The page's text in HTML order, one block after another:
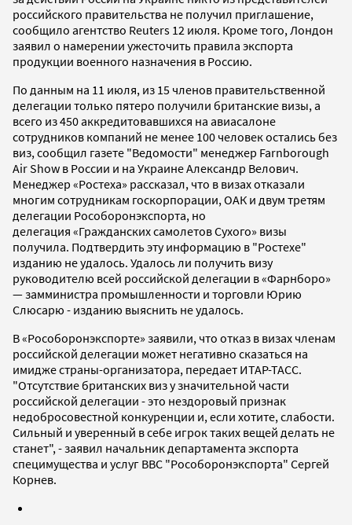
российского правительства не получил приглашение,
сообщило агентство Reuters 12 июля. Кроме того, Лондон
заявил о намерении ужесточить правила экспорта
продукции военного назначения в Россию.
По данным на 11 июля, из 15 членов правительственной
делегации только пятеро получили британские визы, а
всего из 450 аккредитовавшихся на авиасалоне
сотрудников компаний не менее 100 человек остались без
виз, сообщил газете "Ведомости" менеджер Farnborough
Air Show в России и на Украине Александр Велович.
Менеджер «Ростеха» рассказал, что в визах отказали
многим сотрудникам госкорпорации, ОАК и двум третям
делегации Рособоронэкспорта, но
делегация «Гражданских самолетов Сухого» визы
получила. Подтвердить эту информацию в "Ростехе"
изданию не удалось. Удалось ли получить визу
руководителю всей российской делегации в «Фарнборо»
— замминистра промышленности и торговли Юрию
Слюсарю - изданию выяснить не удалось.
В «Рособоронэкспорте» заявили, что отказ в визах членам
российской делегации может негативно сказаться на
имидже страны-организатора, передает ИТАР-ТАСС.
"Отсутствие британских виз у значительной части
российской делегации - это нездоровый признак
недобросовестной конкуренции и, если хотите, слабости.
Сильный и уверенный в себе игрок таких вещей делать не
станет", - заявил начальник департамента экспорта
специмущества и услуг ВВС "Рособоронэкспорта" Сергей
Корнев.